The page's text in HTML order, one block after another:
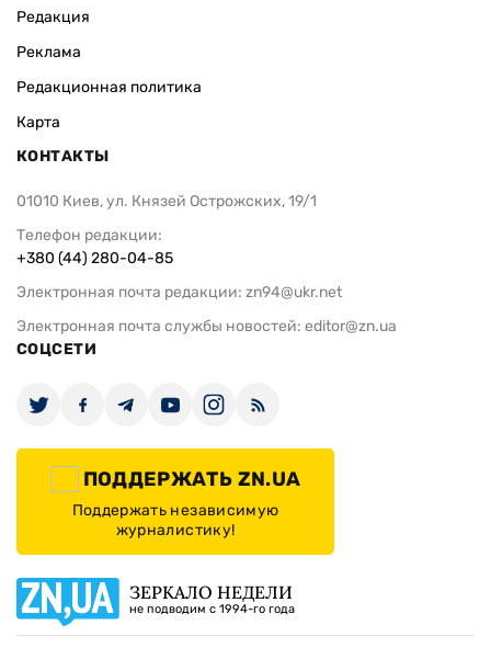
Редакция
Реклама
Редакционная политика
Карта
КОНТАКТЫ
01010 Киев, ул. Князей Острожских, 19/1
Телефон редакции:
+380 (44) 280-04-85
Электронная почта редакции: zn94@ukr.net
Электронная почта службы новостей: editor@zn.ua
СОЦСЕТИ
ПОДДЕРЖАТЬ ZN.UA
Поддержать независимую
журналистику!
ЗЕРКАЛО НЕДЕЛИ
не подводим с 1994-го года